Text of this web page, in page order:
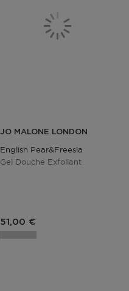
JO MALONE LONDON
English Pear&freesia
Gel Douche Exfoliant
51,00 €